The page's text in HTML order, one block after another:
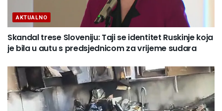
AKTUALNO
Skandal trese Sloveniju: Taji se identitet Ruskinje koja
je bila u autu s predsjednicom za vrijeme sudara